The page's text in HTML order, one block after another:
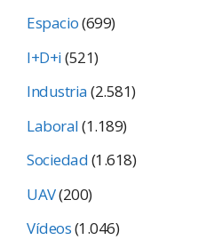
Espacio(699)
I+D+i(521)
Industria(2.581)
Laboral(1.189)
Sociedad(1.618)
UAV(200)
Vídeos(1.046)